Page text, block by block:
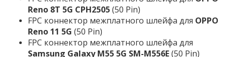
Reno 8T 5G CPH2505(50 Pin)
FPC коннектор межплатного шлейфа для OPPO
Reno 11 5G (50 Pin)
FPC коннектор межплатного шлейфа для
Samsung Galaxy M55 5G SM-M556E(50 Pin)